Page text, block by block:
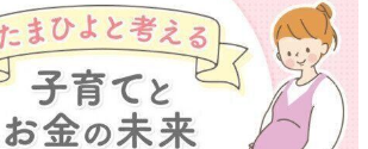
ものも】妊婦の感染症対策、知っておいて！